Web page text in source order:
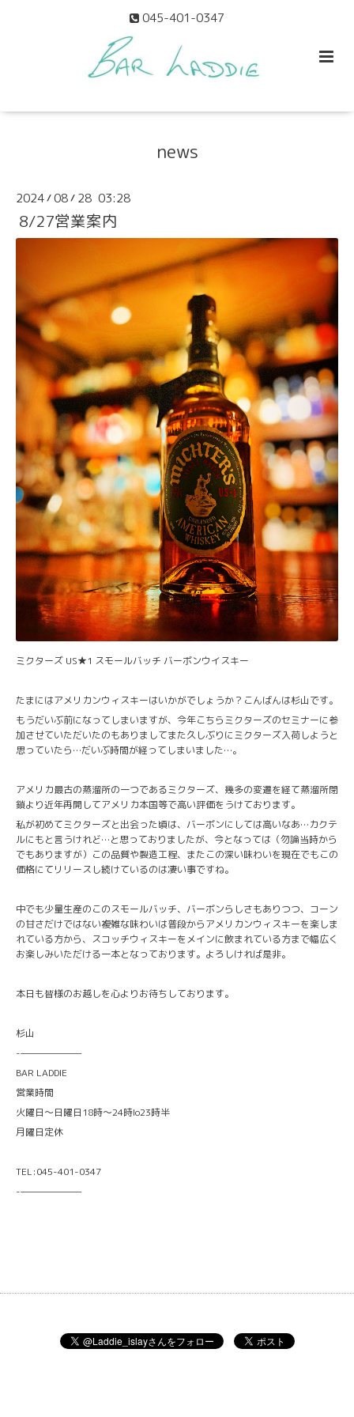
045-401-0347
news
2024/08/ 28 03:28
8/27営業案内
ミクターズ US★1 スモールバッチ バーボンウイスキー
たまにはアメリカンウィスキーはいかがでしょうか？こんばんは杉山です。
もうだいぶ前になってしまいますが、今年こちらミクターズのセミナーに参
加させていただいたのもありましてまた久しぶりにミクターズ入荷しようと
思っていたら…だいぶ時間が経ってしまいました…。
アメリカ最古の蒸溜所の一つであるミクターズ、幾多の変遷を経て蒸溜所閉
鎖より近年再開してアメリカ本国等で高い評価をうけております。
私が初めてミクターズと出会った頃は、バーボンにしては高いなあ…カクテ
ルにもと言うけれど…と思っておりましたが、今となっては（勿論当時から
でもありますが）この品質や製造工程、またこの深い味わいを現在でもこの
価格にてリリースし続けているのは凄い事ですね。
中でも少量生産のこのスモールバッチ、バーボンらしさもありつつ、コーン
の甘さだけではない複雑な味わいは普段からアメリカンウィスキーを楽しま
れている方から、スコッチウィスキーをメインに飲まれている方まで幅広く
お楽しみいただける一本となっております。よろしければ是非。
本日も皆様のお越しを心よりお待ちしております。
杉山
-———————
BAR LADDIE
営業時間
火曜日〜日曜日18時〜24時lo23時半
月曜日定休
TEL:045-401-0347
-———————